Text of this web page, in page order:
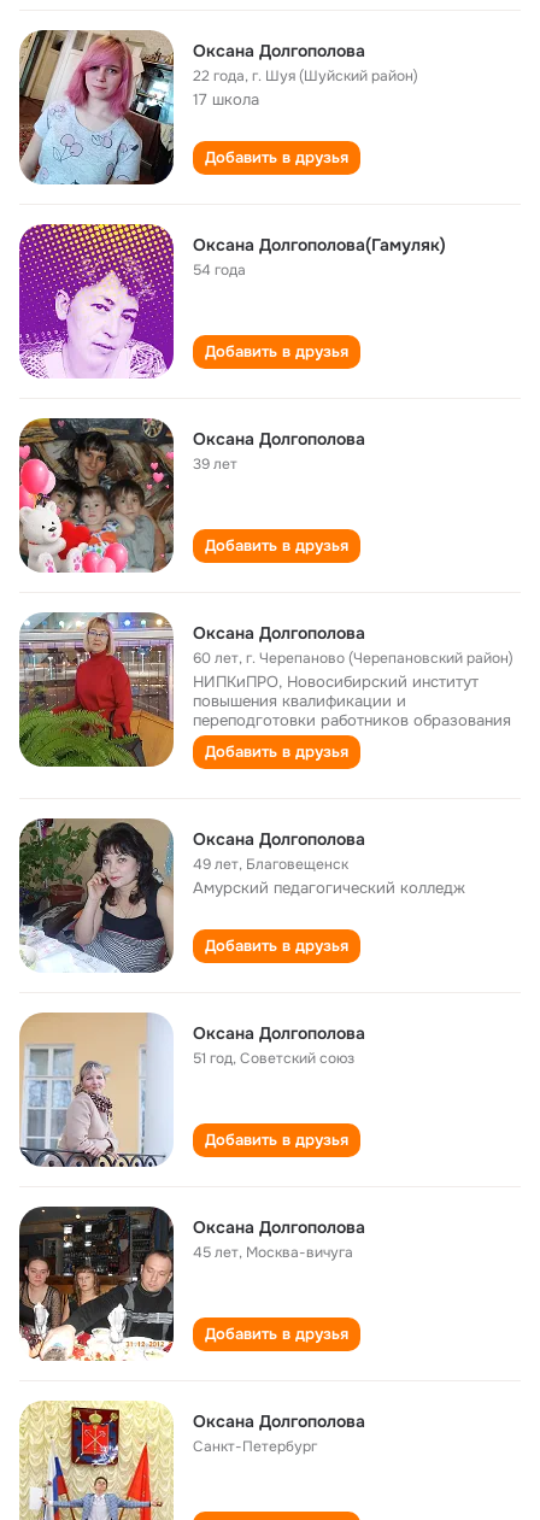
Оксана Долгополова
22 года,г. Шуя (Шуйский район)
17 школа
Добавить в друзья
Оксана Долгополова(Гамуляк)
54 года
Добавить в друзья
Оксана Долгополова
39 лет
Добавить в друзья
Оксана Долгополова
60 лет,г. Черепаново (Черепановский район)
НИПКиПРО, Новосибирский институт
повышения квалификации и
переподготовки работников образования
Добавить в друзья
Оксана Долгополова
49 лет, Благовещенск
Амурский педагогический колледж
Добавить в друзья
Оксана Долгополова
51 год,Советский союз
Добавить в друзья
Оксана Долгополова
45 лет, Москва-вичуга
Добавить в друзья
Оксана Долгополова
Санкт-Петербург